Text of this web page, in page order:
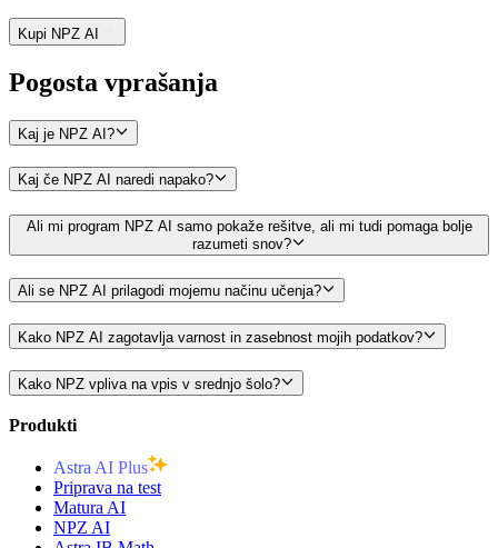
Kupi NPZ AI
Pogosta vprašanja
Kaj je NPZ AI?
Kaj če NPZ AI naredi napako?
Ali mi program NPZ AI samo pokaže rešitve, ali mi tudi pomaga bolje
razumeti snov?
Ali se NPZ AI prilagodi mojemu načinu učenja?
Kako NPZ AI zagotavlja varnost in zasebnost mojih podatkov?
Kako NPZ vpliva na vpis v srednjo šolo?
Produkti
Astra AI Plus
Priprava na test
Matura AI
NPZ AI